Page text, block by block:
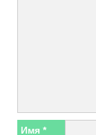
Имя *